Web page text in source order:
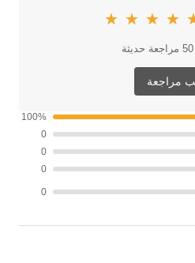
مراجعة
100%
0
0
0
0